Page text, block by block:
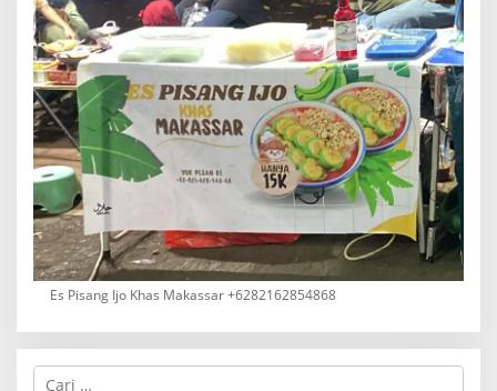
Es Pisang Ijo Khas Makassar +6282162854868
C